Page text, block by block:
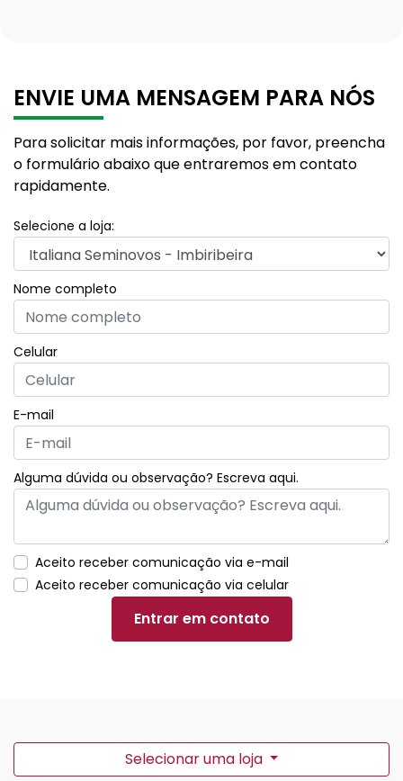
ENVIE UMA MENSAGEM PARA NÓS
Para solicitar mais informações, por favor, preencha
o formulário abaixo que entraremos em contato
rapidamente.
Selecione a loja:
Nome completo
Celular
E-mail
Alguma dúvida ou observação? Escreva aqui.
Aceito receber comunicação via e-mail
Aceito receber comunicação via celular
Entrar em contato
Selecionar uma loja